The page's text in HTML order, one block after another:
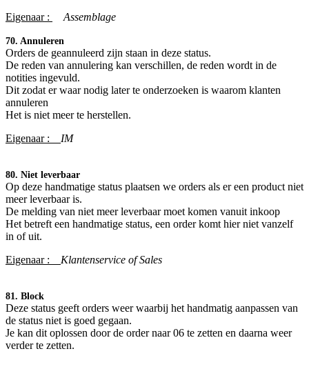
Eigenaar :
​Assemblage
70. Annuleren
Orders de geannuleerd zijn staan in deze status.
De reden van annulering kan verschillen, de reden wordt in de
notities ingevuld.
Dit zodat er waar nodig later te onderzoeken is waarom klanten
annuleren
Het is niet meer te herstellen.
Eigenaar :
IM
80. Niet leverbaar
Op deze handmatige status plaatsen we orders als er een product niet
meer leverbaar is.
De melding van niet meer leverbaar moet komen vanuit inkoop
Het betreft een handmatige status, een order komt hier niet vanzelf
in of uit.
Eigenaar :
Klantenservice of Sales
81. Block
Deze status geeft orders weer waarbij het handmatig aanpassen van
de status niet is goed gegaan.
Je kan dit oplossen door de order naar 06 te zetten en daarna weer
verder te zetten.